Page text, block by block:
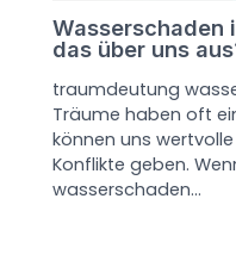
Wasserschaden
das über uns
traumdeutung
Träume haben oft
können uns
Konflikte geben.
wasserschaden…